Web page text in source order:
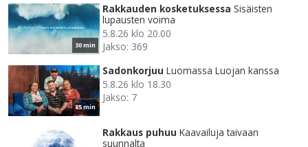
30 min
Rakkauden kosketuksessa Sisäisten
lupausten voima
5.8.26 klo 20.00
Jakso: 369
85 min
Sadonkorjuu Luomassa Luojan kanssa
5.8.26 klo 18.30
Jakso: 7
Rakkaus puhuu Kaavailuja taivaan
suunnalta